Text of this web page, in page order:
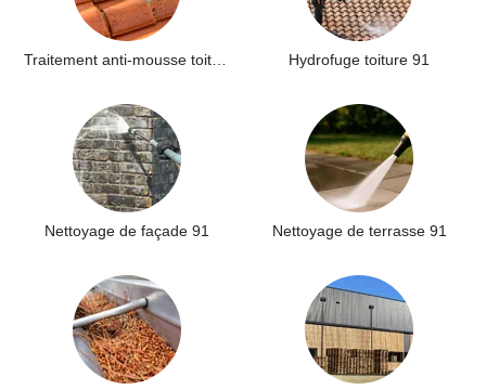
Hydrofuge toiture 91
Nettoyage de façade 91 Nettoyage de terrasse 91